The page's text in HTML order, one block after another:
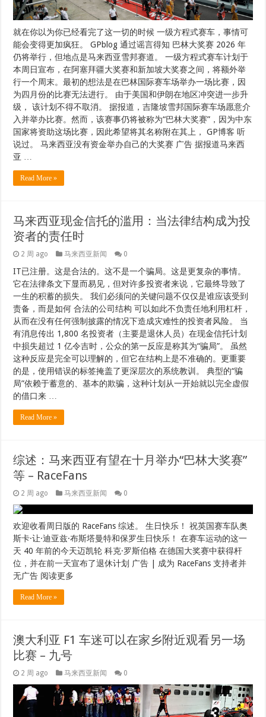
就在你以为你已经看完了这一切的时候 一级方程式赛车，事情可
能会变得更加疯狂。 GPblog 通过谣言得知 巴林大奖赛 2026 年
仍将举行，但地点是马来西亚雪邦赛道。 一级方程式赛车计划于
本周日宣布，在阿塞拜疆大奖赛和新加坡大奖赛之间，将额外举
行一个周末。最初的想法是在巴林国际赛车场举办一场比赛，因
为四月份的比赛无法进行。 由于美国和伊朗在地区冲突进一步升
级， 该计划不得不取消。 据报道，吉隆坡雪邦国际赛车场愿意介
入并举办比赛。然而，该赛事仍将被称为“巴林大奖赛”，因为中东
国家将资助这场比赛，因此希望将其名称附在其上， GP博客 听
说过。 马来西亚没有资金举办自己的大奖赛 广告 据报道马来西
亚 …
Read More »
马来西亚现金信托的滥用：当法律结构成为投
资者的责任时
2 周 ago 马来西亚新闻 0
IT已注册。这是合法的。这不是一个骗局。这是更复杂的事情。
它在法律条文下显而易见，但对许多投资者来说，它最终导致了
一生的积蓄的损失。 我们必须问的关键问题不仅仅是谁应该受到
责备，而是如何 合法的公司结构 可以如此不负责任地利用杠杆，
从而在没有任何强制披露的情况下造成灾难性的投资者风险。 当
有消息传出 1,800 名投资者（主要是退休人员）在现金信托计划
中损失超过 1 亿令吉时，公众的第一反应是称其为“骗局”。 虽然
这种反应是完全可以理解的，但它在结构上是不准确的。更重要
的是，使用错误的标签掩盖了更深层次的系统教训。 典型的“骗
局”依赖于蓄意的、基本的欺骗，这种计划从一开始就以完全虚假
的借口来 …
Read More »
综述：马来西亚有望在十月举办“巴林大奖赛”
等 – RaceFans
2 周 ago 马来西亚新闻 0
欢迎收看周日版的 RaceFans 综述。 生日快乐！ 祝英国赛车队奥
斯卡·让·迪亚兹·布斯塔曼特和保罗生日快乐！ 在赛车运动的这一
天 40 年前的今天迈凯轮 科克·罗斯伯格 在德国大奖赛中获得杆
位，并在前一天宣布了退休计划 广告 | 成为 RaceFans 支持者并
无广告 阅读更多
Read More »
澳大利亚 F1 车迷可以在家乡附近观看另一场
比赛 – 九号
2 周 ago 马来西亚新闻 0